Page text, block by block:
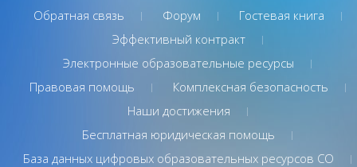
Обратная связь
Форум
Гостевая книга
Эффективный контракт
Электронные образовательные ресурсы
Правовая помощь
Комплексная безопасность
Наши достижения
Бесплатная юридическая помощь
База данных цифровых образовательных ресурсов СО